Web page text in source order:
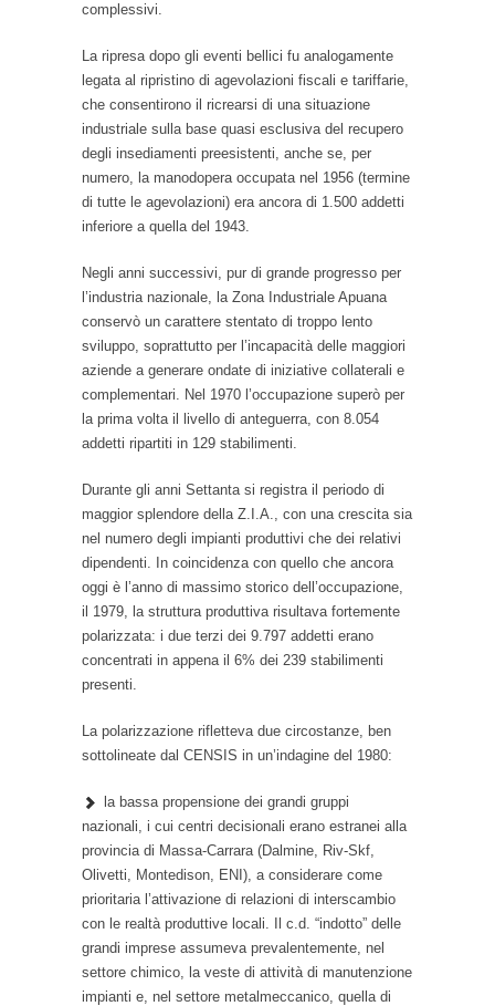
complessivi.
La ripresa dopo gli eventi bellici fu analogamente
legata al ripristino di agevolazioni fiscali e tariffarie,
che consentirono il ricrearsi di una situazione
industriale sulla base quasi esclusiva del recupero
degli insediamenti preesistenti, anche se, per
numero, la manodopera occupata nel 1956 (termine
di tutte le agevolazioni) era ancora di 1.500 addetti
inferiore a quella del 1943.
Negli anni successivi, pur di grande progresso per
l’industria nazionale, la Zona Industriale Apuana
conservò un carattere stentato di troppo lento
sviluppo, soprattutto per l’incapacità delle maggiori
aziende a generare ondate di iniziative collaterali e
complementari. Nel 1970 l’occupazione superò per
la prima volta il livello di anteguerra, con 8.054
addetti ripartiti in 129 stabilimenti.
Durante gli anni Settanta si registra il periodo di
maggior splendore della Z.I.A., con una crescita sia
nel numero degli impianti produttivi che dei relativi
dipendenti. In coincidenza con quello che ancora
oggi è l’anno di massimo storico dell’occupazione,
il 1979, la struttura produttiva risultava fortemente
polarizzata: i due terzi dei 9.797 addetti erano
concentrati in appena il 6% dei 239 stabilimenti
presenti.
La polarizzazione rifletteva due circostanze, ben
sottolineate dal CENSIS in un’indagine del 1980:
la bassa propensione dei grandi gruppi
nazionali, i cui centri decisionali erano estranei alla
provincia di Massa-Carrara (Dalmine, Riv-Skf,
Olivetti, Montedison, ENI), a considerare come
prioritaria l’attivazione di relazioni di interscambio
con le realtà produttive locali. Il c.d. “indotto” delle
grandi imprese assumeva prevalentemente, nel
settore chimico, la veste di attività di manutenzione
impianti e, nel settore metalmeccanico, quella di